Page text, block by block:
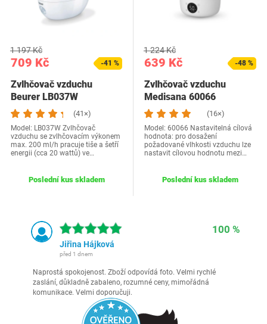
709 Kč
1 197 Kč
-41 %
Zvlhčovač vzduchu
Beurer LB037W
(41×)
Model: LB037W Zvlhčovač
vzduchu se zvlhčovacím výkonem
max. 200 ml/h pracuje tiše a šetří
energii (cca 20 wattů) ve…
Poslední kus skladem
639 Kč
1 224 Kč
-48 %
Zvlhčovač vzduchu
Medisana 60066
(16×)
Model: ‎60066 Nastavitelná cílová
hodnota: pro dosažení
požadované vlhkosti vzduchu lze
nastavit cílovou hodnotu mezi…
Poslední kus skladem
100 %
Jiřina Hájková
před 1 dnem
Naprostá spokojenost. Zboží odpovídá foto. Velmi rychlé
zaslání, důkladně zabaleno, rozumné ceny, mimořádná
komunikace. Velmi doporučuji.